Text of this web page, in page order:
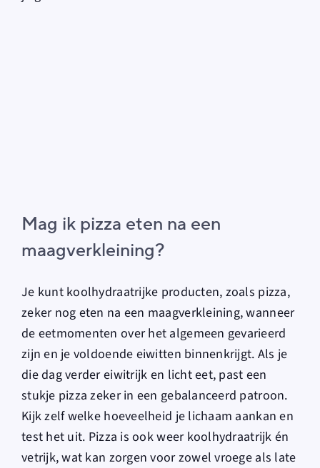
Mag ik pizza eten na een
maagverkleining?
Je kunt koolhydraatrijke producten, zoals pizza,
zeker nog eten na een maagverkleining, wanneer
de eetmomenten over het algemeen gevarieerd
zijn en je voldoende eiwitten binnenkrijgt. Als je
die dag verder eiwitrijk en licht eet, past een
stukje pizza zeker in een gebalanceerd patroon.
Kijk zelf welke hoeveelheid je lichaam aankan en
test het uit. Pizza is ook weer koolhydraatrijk én
vetrijk, wat kan zorgen voor zowel vroege als late